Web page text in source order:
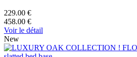
229.00 €
458.00 €
Voir le détail
New